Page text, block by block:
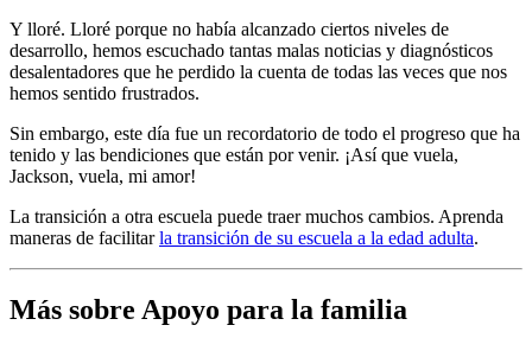
Y lloré. Lloré porque no había alcanzado ciertos niveles de
desarrollo, hemos escuchado tantas malas noticias y diagnósticos
desalentadores que he perdido la cuenta de todas las veces que nos
hemos sentido frustrados.
Sin embargo, este día fue un recordatorio de todo el progreso que ha
tenido y las bendiciones que están por venir. ¡Así que vuela,
Jackson, vuela, mi amor!
La transición a otra escuela puede traer muchos cambios. Aprenda
maneras de facilitarla transición de su escuela a la edad adulta.
Más sobre Apoyo para la familia